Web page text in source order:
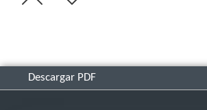
Descargar PDF